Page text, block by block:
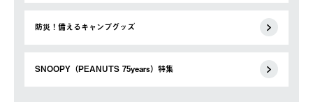
防災！備えるキャンプグッズ
SNOOPY（PEANUTS 75years）特集